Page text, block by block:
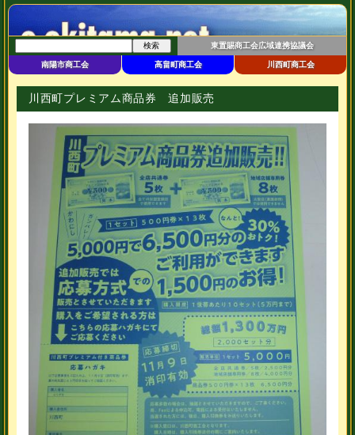
南陽市商工会 高畠町商工会 川西町商工会
東置賜商工会広域連携協議会
川西町プレミアム商品券 追加販売